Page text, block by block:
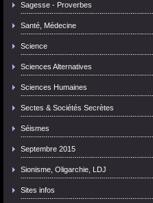
Sagesse - Proverbes
Santé, Médecine
Science
Sciences Alternatives
Sciences Humaines
Sectes & Sociétés Secrètes
Séismes
Septembre 2015
Sionisme, Oligarchie, LDJ
Sites infos